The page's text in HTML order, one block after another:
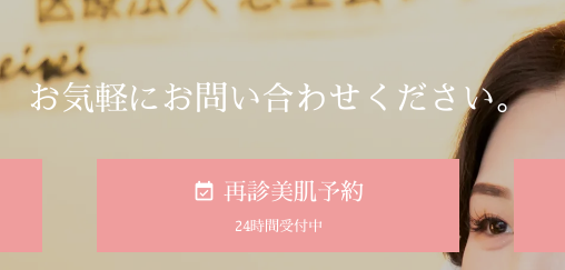
お気軽にお問い合わせください。
再診美肌予約
24時間受付中